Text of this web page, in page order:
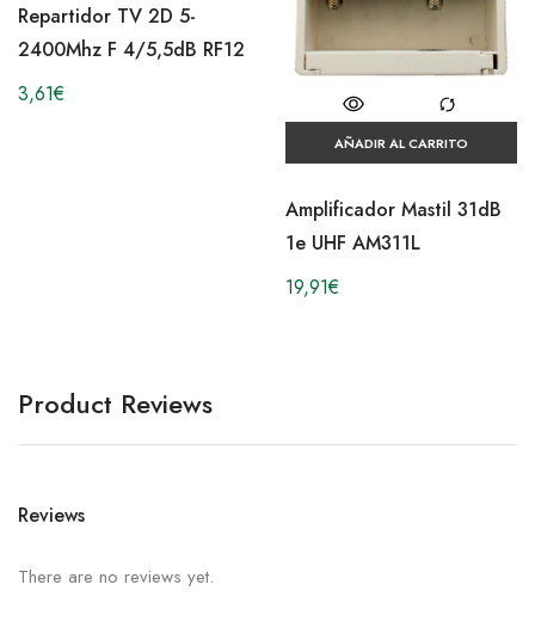
Repartidor TV 2D 5-
2400Mhz F 4/5,5dB RF12
3,61€
AÑADIR AL CARRITO
Amplificador Mastil 31dB
1e UHF AM311L
19,91€
Product Reviews
Reviews
There are no reviews yet.